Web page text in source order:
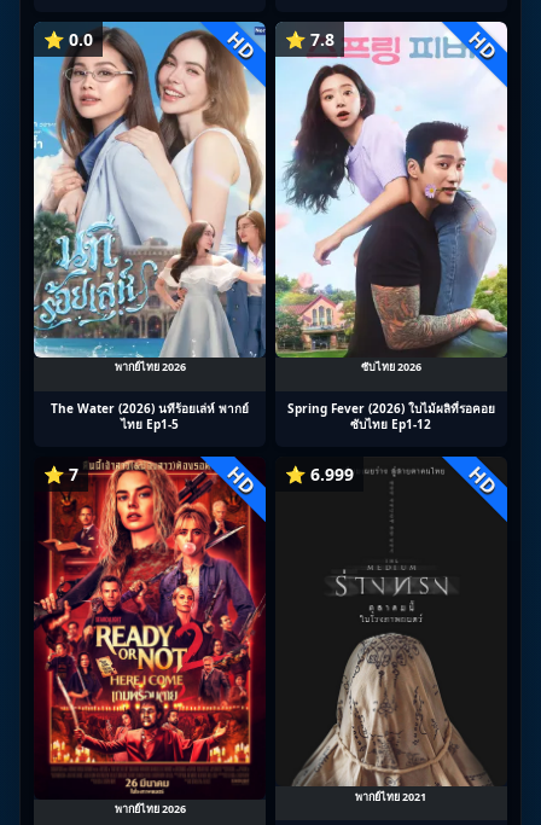
⭐ 0.0 HD
พากย์ไทย 2026
The Water (2026) นทีร้อยเล่ห์ พากย์
ไทย Ep1-5
⭐ 7.8 HD
ซับไทย 2026
Spring Fever (2026) ใบไม้ผลิที่รอคอย
ซับไทย Ep1-12
⭐ 7 HD
พากย์ไทย 2026
⭐ 6.999 HD
พากย์ไทย 2021